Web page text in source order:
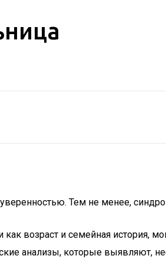
Тем не менее,
возраст и семейная история,
анализы, которые выявляют,